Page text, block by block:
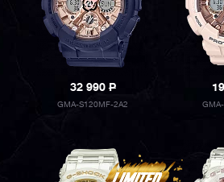
32 990P
GMA-S120MF-2A2